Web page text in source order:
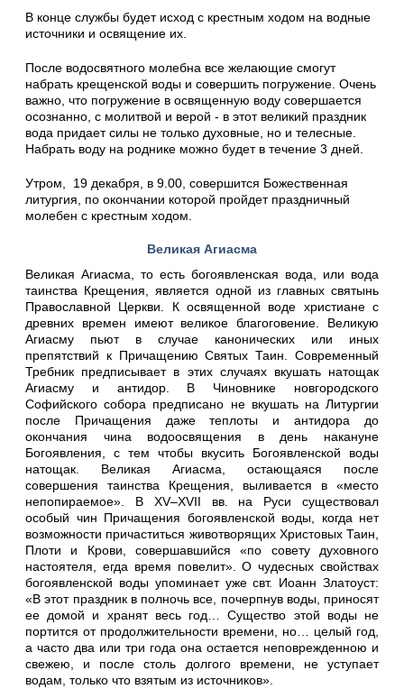
В конце службы будет исход с крестным ходом на водные
источники и освящение их.
После водосвятного молебна все желающие смогут
набрать крещенской воды и совершить погружение. Очень
важно, что погружение в освященную воду совершается
осознанно, с молитвой и верой - в этот великий праздник
вода придает силы не только духовные, но и телесные.
Набрать воду на роднике можно будет в течение 3 дней.
Утром, 19 декабря, в 9.00, совершится Божественная
литургия, по окончании которой пройдет праздничный
молебен с крестным ходом.
Великая Агиасма
Великая Агиасма, то есть богоявленская вода, или вода
таинства Крещения, является одной из главных святынь
Православной Церкви. К освященной воде христиане с
древних времен имеют великое благоговение. Великую
Агиасму пьют в случае канонических или иных
препятствий к Причащению Святых Таин. Современный
Требник предписывает в этих случаях вкушать натощак
Агиасму и антидор. В Чиновнике новгородского
Софийского собора предписано не вкушать на Литургии
после Причащения даже теплоты и антидора до
окончания чина водоосвящения в день накануне
Богоявления, с тем чтобы вкусить Богоявленской воды
натощак. Великая Агиасма, остающаяся после
совершения таинства Крещения, выливается в «место
непопираемое». В XV–XVII вв. на Руси существовал
особый чин Причащения богоявленской воды, когда нет
возможности причаститься животворящих Христовых Таин,
Плоти и Крови, совершавшийся «по совету духовного
настоятеля, егда время повелит». О чудесных свойствах
богоявленской воды упоминает уже свт. Иоанн Златоуст:
«В этот праздник в полночь все, почерпнув воды, приносят
ее домой и хранят весь год… Существо этой воды не
портится от продолжительности времени, но… целый год,
а часто два или три года она остается неповрежденною и
свежею, и после столь долгого времени, не уступает
водам, только что взятым из источников».